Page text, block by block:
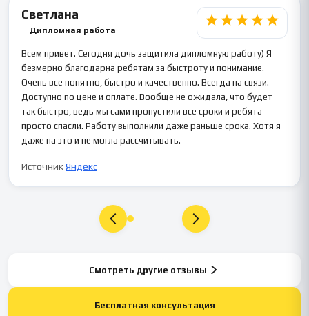
Светлана
Дипломная работа
Всем привет. Сегодня дочь защитила дипломную работу) Я
безмерно благодарна ребятам за быстроту и понимание.
Очень все понятно, быстро и качественно. Всегда на связи.
Доступно по цене и оплате. Вообще не ожидала, что будет
так быстро, ведь мы сами пропустили все сроки и ребята
просто спасли. Работу выполнили даже раньше срока. Хотя я
даже на это и не могла рассчитывать.
ИсточникЯндекс
Смотреть другие отзывы
Бесплатная консультация